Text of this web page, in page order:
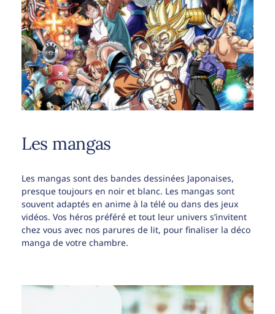
Les mangas
Les mangas sont des bandes dessinées Japonaises,
presque toujours en noir et blanc. Les mangas sont
souvent adaptés en anime à la télé ou dans des jeux
vidéos. Vos héros préféré et tout leur univers s’invitent
chez vous avec nos parures de lit, pour finaliser la déco
manga de votre chambre.